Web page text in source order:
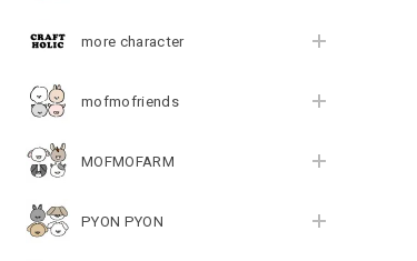
more character
mofmofriends
MOFMOFARM
PYON PYON